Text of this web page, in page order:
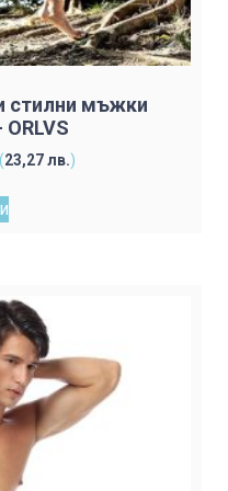
стилни мъжки
€.
(23,27лв.)
variants.
The
options
may
be
chosen
the